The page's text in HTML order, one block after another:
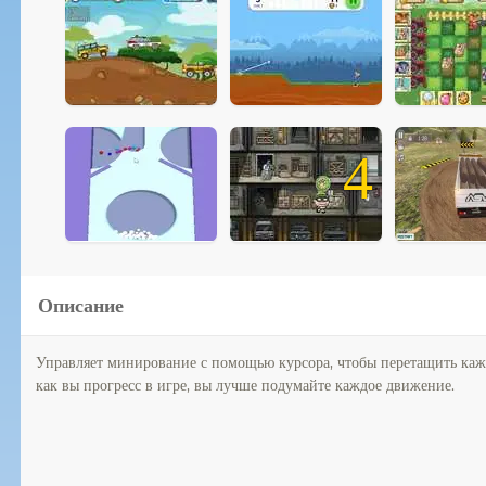
4
Описание
Управляет минирование с помощью курсора, чтобы перетащить
как вы прогресс в игре, вы лучше подумайте каждое движение.